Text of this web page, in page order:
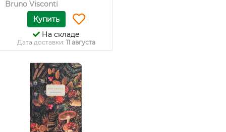
Bruno Visconti
Купить
На складе
Дата доставки: 11 августа